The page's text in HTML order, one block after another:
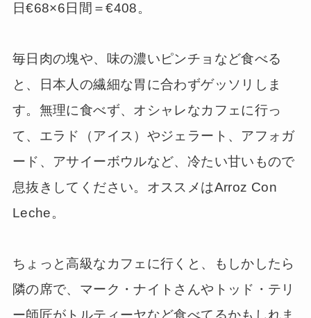
日€68×6日間＝€408。
毎日肉の塊や、味の濃いピンチョなど食べる
と、日本人の繊細な胃に合わずゲッソリしま
す。無理に食べず、オシャレなカフェに行っ
て、エラド（アイス）やジェラート、アフォガ
ード、アサイーボウルなど、冷たい甘いもので
息抜きしてください。オススメはArroz Con
Leche。
ちょっと高級なカフェに行くと、もしかしたら
隣の席で、マーク・ナイトさんやトッド・テリ
ー師匠がトルティーヤなど食べてるかもしれま